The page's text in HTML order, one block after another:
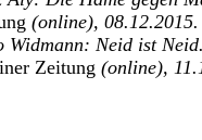
(online), 08.12.2015.
Widmann: Neid ist
Zeitung (online),